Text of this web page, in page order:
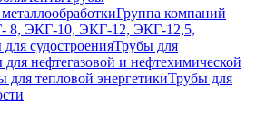
Группа компаний
8, ЭКГ-10, ЭКГ-12, ЭКГ-12,5,
судостроенияТрубы для
нефтегазовой и нефтехимической
для тепловой энергетикиТрубы для